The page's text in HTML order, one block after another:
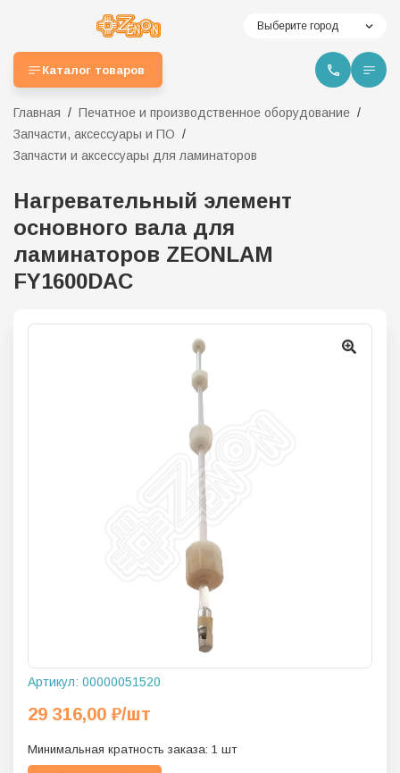
Выберите город
Каталог товаров
Главная
Печатное и производственное оборудование
Запчасти, аксессуары и ПО
Запчасти и аксессуары для ламинаторов
Нагревательный элемент
основного вала для
ламинаторов ZEONLAM
FY1600DAC
Артикул: 00000051520
29 316,00 ₽/шт
Минимальная кратность заказа: 1 шт